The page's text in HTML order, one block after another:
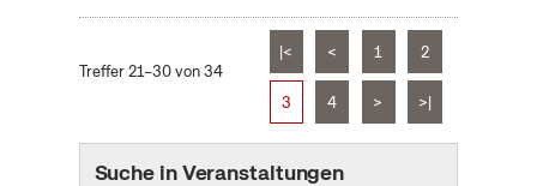
Treffer 21–30 von 34
|< < 1 2
3 4 > >|
Suche in Veranstaltungen